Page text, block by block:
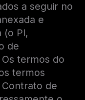
a seguir no
e
PI,
de
termos do
termos
de